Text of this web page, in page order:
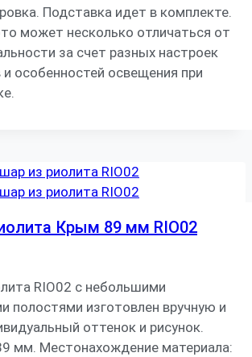
Подставка идет в комплекте.
может несколько отличаться от
за счет разных настроек
особенностей освещения при
Крым 89 мм RIO02
RIO02 с небольшими
полостями изготовлен вручную и
оттенок и рисунок.
мм. Местонахождение материала: